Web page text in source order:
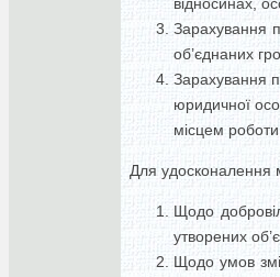
Зарахування
об’єднаних
Зарахування
юридичної
місцем роботи
Для удосконалення
Щодо
утворених
Щодо умов